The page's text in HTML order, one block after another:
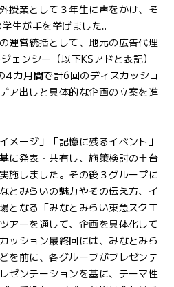
授業として３年生に声をかけ、そ
生が手を挙げました。
運営統括として、地元の広告代理
ェンシー（以下KSアドと表記）
4カ月間で計6回のディスカッショ
ア出しと具体的な企画の立案を進
メージ」「記憶に残るイベント」
に発表・共有し、施策検討の土台
施しました。その後３グループに
とみらいの魅力やその伝え方、イ
となる「みなとみらい東急スクエ
アーを通して、企画を具体化して
ッション最終回には、みなとみら
を前に、各グループがプレゼンテ
ゼンテーションを基に、テーマ性